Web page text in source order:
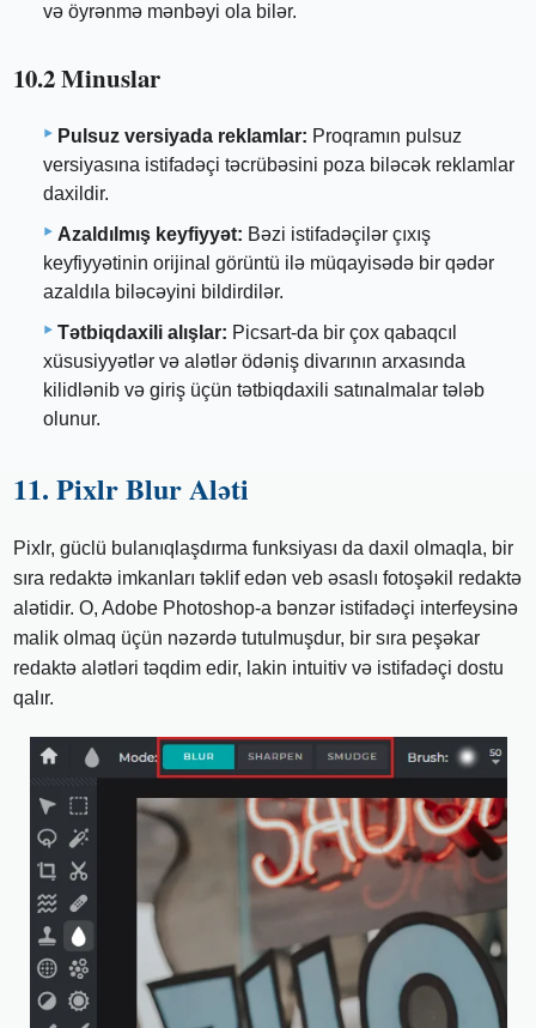
və öyrənmə mənbəyi ola bilər.
10.2 Minuslar
Pulsuz versiyada reklamlar: Proqramın pulsuz
versiyasına istifadəçi təcrübəsini poza biləcək reklamlar
daxildir.
Azaldılmış keyfiyyət: Bəzi istifadəçilər çıxış
keyfiyyətinin orijinal görüntü ilə müqayisədə bir qədər
azaldıla biləcəyini bildirdilər.
Tətbiqdaxili alışlar: Picsart-da bir çox qabaqcıl
xüsusiyyətlər və alətlər ödəniş divarının arxasında
kilidlənib və giriş üçün tətbiqdaxili satınalmalar tələb
olunur.
11. Pixlr Blur Aləti
Pixlr, güclü bulanıqlaşdırma funksiyası da daxil olmaqla, bir
sıra redaktə imkanları təklif edən veb əsaslı fotoşəkil redaktə
alətidir. O, Adobe Photoshop-a bənzər istifadəçi interfeysinə
malik olmaq üçün nəzərdə tutulmuşdur, bir sıra peşəkar
redaktə alətləri təqdim edir, lakin intuitiv və istifadəçi dostu
qalır.